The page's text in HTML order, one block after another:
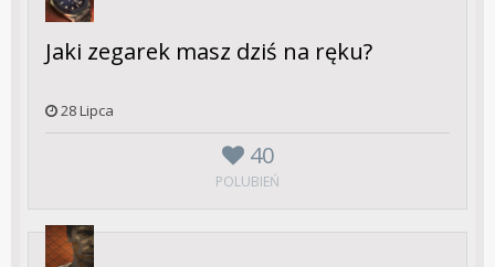
40
POLUBIEŃ
Jaki zegarek masz dziś na ręku?
28 Lipca